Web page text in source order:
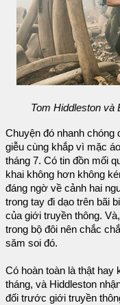
Tom Hiddleston và
Chuyện đó nhanh
giễu cùng khắp vì mặc
tháng 7. Có tin đồn mối
khai không hơn không
đáng ngờ về cảnh hai
trong tay đi dạo trên bãi
của giới truyền thông.
trong bộ đôi nên chắc
săm soi đó.
Có hoàn toàn là thật hay
tháng, và Hiddleston
đối trước giới truyền